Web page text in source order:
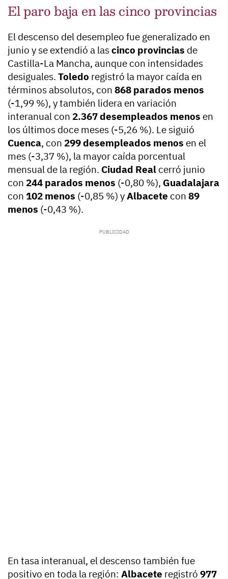
El paro baja en las cinco provincias
El descenso del desempleo fue generalizado en
junio y se extendió a lascinco provincias de
Castilla-La Mancha, aunque con intensidades
desiguales. Toledo registró la mayor caída en
términos absolutos, con 868 parados menos
(-1,99 %), y también lidera en variación
interanual con 2.367 desempleados menos en
los últimos doce meses (-5,26 %). Le siguió
Cuenca, con 299 desempleados menos en el
mes (-3,37 %), la mayor caída porcentual
mensual de la región. Ciudad Real cerró junio
con 244 parados menos (-0,80 %), Guadalajara
con 102 menos (-0,85 %) yAlbacete con 89
menos (-0,43 %).
En tasa interanual, el descenso también fue
positivo en toda la región: Albacete registró 977